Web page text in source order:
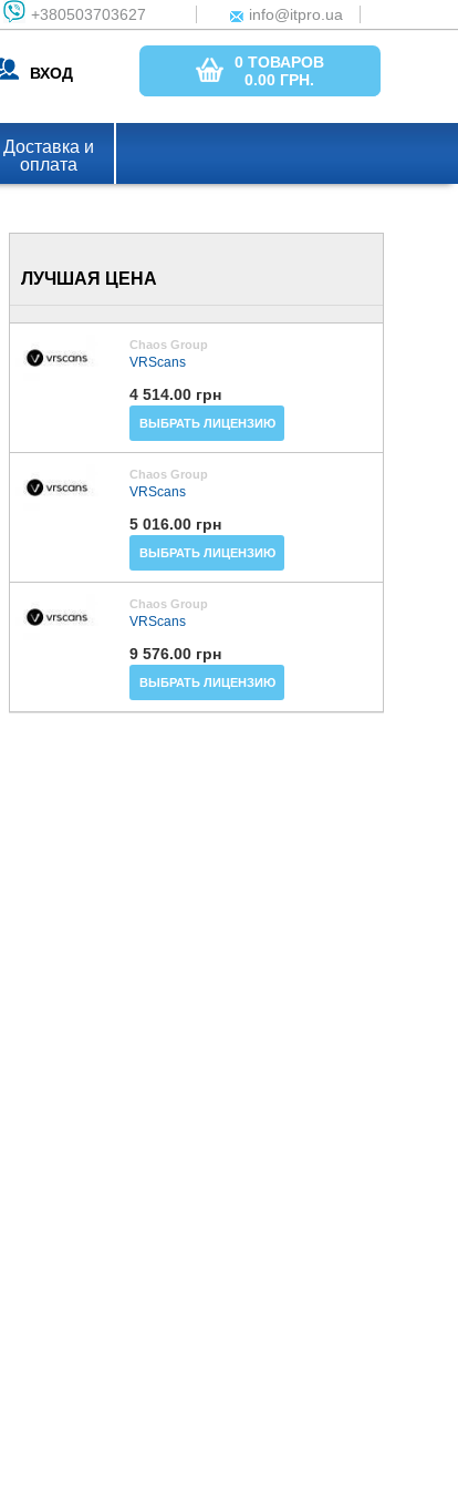
+380503703627 info@itpro.ua
ВХОД
0 ТОВАРОВ
0.00 ГРН.
Доставка и
оплата
ЛУЧШАЯ ЦЕНА
Chaos Group
VRScans
4 514.00 грн
ВЫБРАТЬ ЛИЦЕНЗИЮ
Chaos Group
VRScans
5 016.00 грн
ВЫБРАТЬ ЛИЦЕНЗИЮ
Chaos Group
VRScans
9 576.00 грн
ВЫБРАТЬ ЛИЦЕНЗИЮ